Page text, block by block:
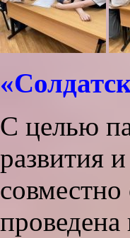
С целью
развития
проведена